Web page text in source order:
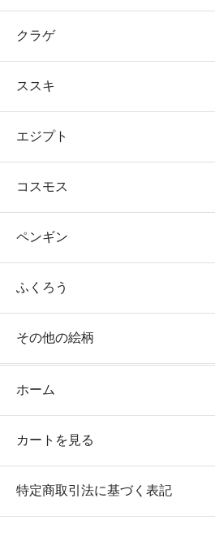
クラゲ
ススキ
エジプト
コスモス
ペンギン
ふくろう
その他の絵柄
ホーム
カートを見る
特定商取引法に基づく表記